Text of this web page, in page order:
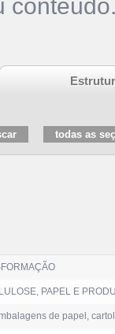
PAPEL E
de papel,